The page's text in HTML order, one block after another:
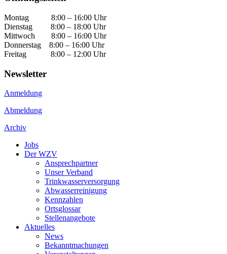
Montag 8:00 – 16:00 Uhr
Dienstag 8:00 – 18:00 Uhr
Mittwoch 8:00 – 16:00 Uhr
Donnerstag 8:00 – 16:00 Uhr
Freitag 8:00 – 12:00 Uhr
Newsletter
Anmeldung
Abmeldung
Archiv
Jobs
Der WZV
Ansprechpartner
Unser Verband
Trinkwasser­versorgung
Abwasserreinigung
Kennzahlen
Ortsglossar
Stellenangebote
Aktuelles
News
Bekanntmachungen